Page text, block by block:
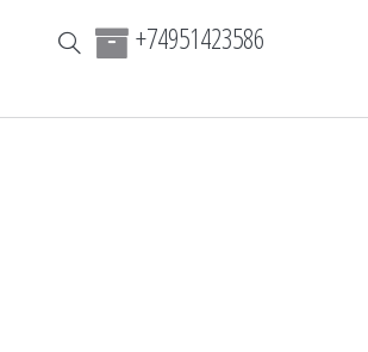
+74951423586